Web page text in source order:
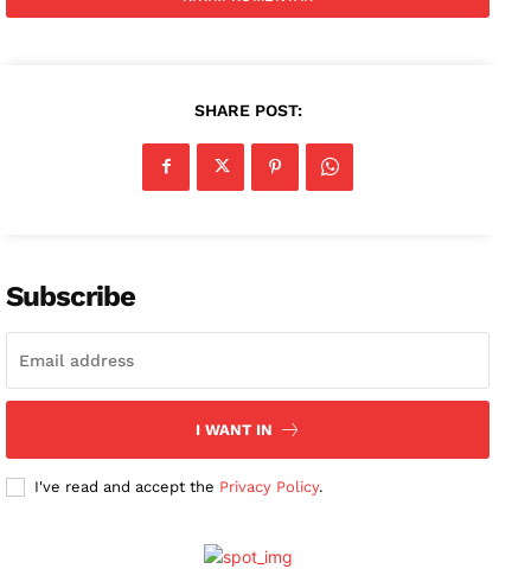
SHARE POST:
Subscribe
I WANT IN
I've read and accept the Privacy Policy.